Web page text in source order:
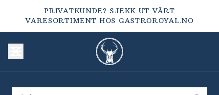
PRIVATKUNDE? SJEKK UT VÅRT
VARESORTIMENT HOS GASTROROYAL.NO